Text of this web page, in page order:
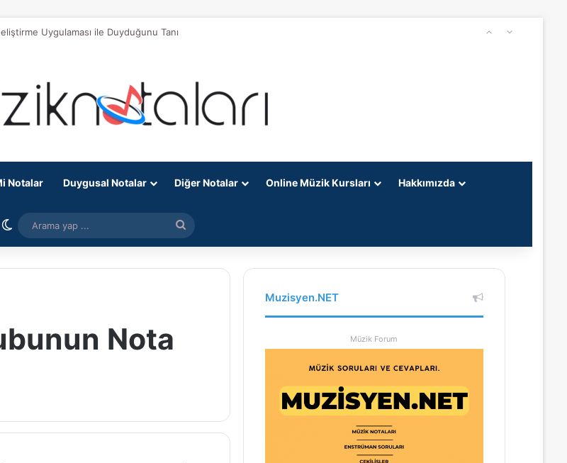
Uygulaması ile Duyduğunu Tanı
Notalar Duygusal Notalar Diğer Notalar Online Müzik Kursları Hakkımızda
Bölmesi
Dış görünümü değiştir
Arama
yap
Nota
Muzisyen.NET
Müzik Forum